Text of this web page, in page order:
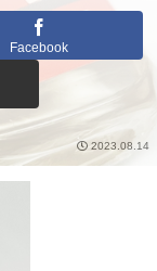
Facebook
2023.08.14